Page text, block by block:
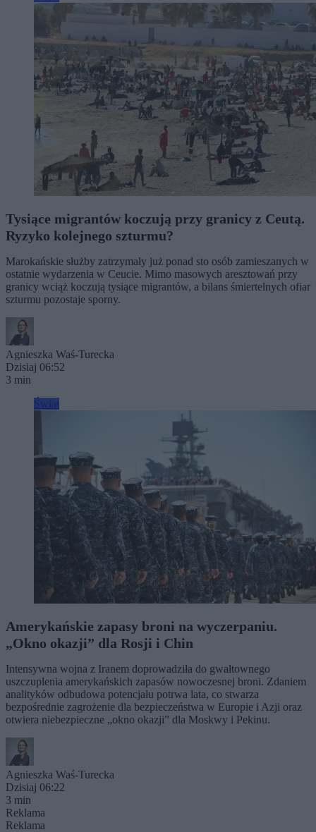
Tysiące migrantów koczują przy granicy z Ceutą.
Ryzyko kolejnego szturmu?
Marokańskie służby zatrzymały już ponad sto osób zamieszanych w
ostatnie wydarzenia w Ceucie. Mimo masowych aresztowań przy
granicy wciąż koczują tysiące migrantów, a bilans śmiertelnych ofiar
szturmu pozostaje sporny.
Agnieszka Waś-Turecka
Dzisiaj 06:52
3 min
Amerykańskie zapasy broni na wyczerpaniu.
„Okno okazji” dla Rosji i Chin
Intensywna wojna z Iranem doprowadziła do gwałtownego
uszczuplenia amerykańskich zapasów nowoczesnej broni. Zdaniem
analityków odbudowa potencjału potrwa lata, co stwarza
bezpośrednie zagrożenie dla bezpieczeństwa w Europie i Azji oraz
otwiera niebezpieczne „okno okazji” dla Moskwy i Pekinu.
Agnieszka Waś-Turecka
Dzisiaj 06:22
3 min
Reklama
Reklama